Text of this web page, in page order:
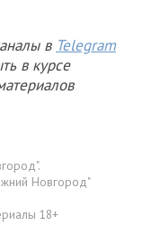
в Telegram
в курсе
Новгород"
18+